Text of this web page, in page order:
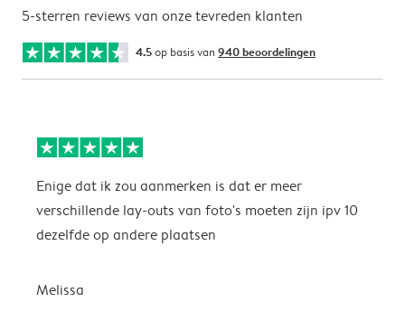
5-sterren reviews van onze tevreden klanten
4.5op basis van 940 beoordelingen
Enige dat ik zou aanmerken is dat er meer
verschillende lay-outs van foto's moeten zijn ipv 10
dezelfde op andere plaatsen
Melissa